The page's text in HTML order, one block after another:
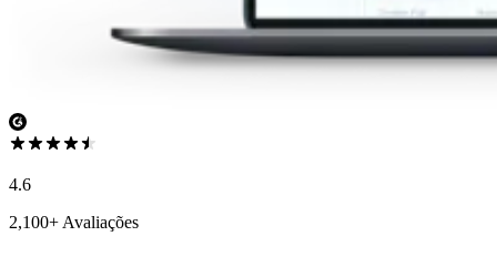
4.6
2,100+ Avaliações